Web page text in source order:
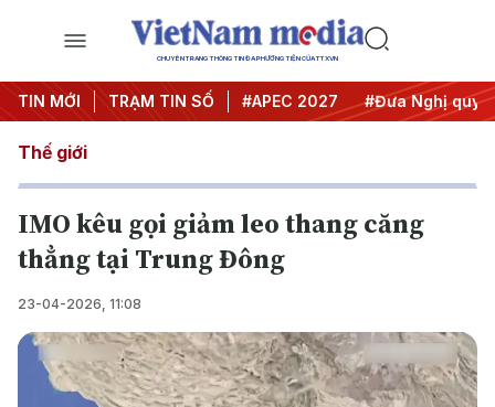
CHUYÊN TRANG THÔNG TIN ĐA PHƯƠNG TIỆN CỦA TTXVN
TIN MỚI TRẠM TIN SỐ
#Hội nghị Trung ương 3 #APEC 2027 #Đưa Nghị quyết
Thế giới
IMO kêu gọi giảm leo thang căng
thẳng tại Trung Đông
23-04-2026, 11:08